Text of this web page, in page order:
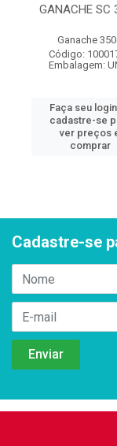
GANACHE SC
Ganache
Código:
Embalagem:
Faça seu
cadastre-se
ver preços
comprar
Cadastre-se